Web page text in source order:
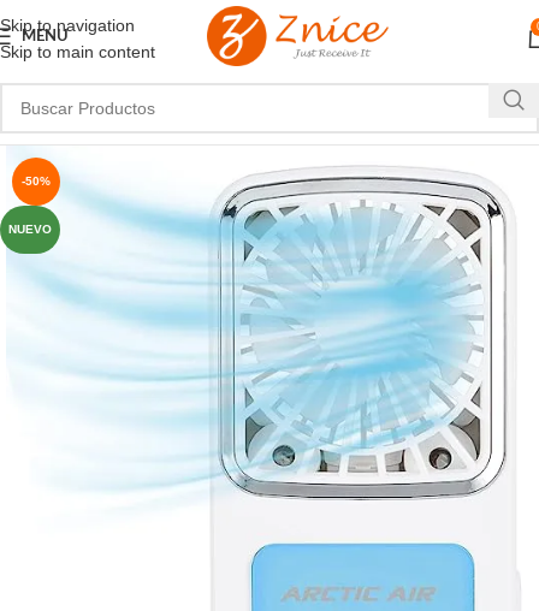
Skip to navigation
Skip to main content
MENU
-50%
NUEVO